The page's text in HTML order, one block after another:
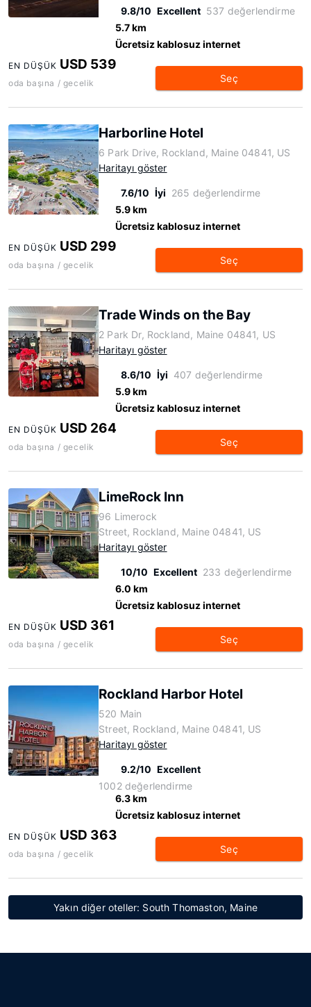
9.8/10 Excellent 537 değerlendirme
5.7 km
Ücretsiz kablosuz internet
EN DÜŞÜK USD 539
oda başına / gecelik Seç
Harborline Hotel
6 Park Drive, Rockland, Maine 04841, US
Haritayı göster
7.6/10 İyi 265 değerlendirme
5.9 km
Ücretsiz kablosuz internet
EN DÜŞÜK USD 299
oda başına / gecelik Seç
Trade Winds on the Bay
2 Park Dr, Rockland, Maine 04841, US
Haritayı göster
8.6/10 İyi 407 değerlendirme
5.9 km
Ücretsiz kablosuz internet
EN DÜŞÜK USD 264
oda başına / gecelik Seç
LimeRock Inn
96 Limerock
Street, Rockland, Maine 04841, US
Haritayı göster
10/10 Excellent 233 değerlendirme
6.0 km
Ücretsiz kablosuz internet
EN DÜŞÜK USD 361
oda başına / gecelik Seç
Rockland Harbor Hotel
520 Main
Street, Rockland, Maine 04841, US
Haritayı göster
9.2/10 Excellent
1002 değerlendirme
6.3 km
Ücretsiz kablosuz internet
EN DÜŞÜK USD 363
oda başına / gecelik Seç
Yakın diğer oteller: South Thomaston, Maine